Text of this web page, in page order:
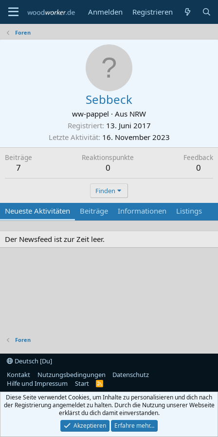
Anmelden Registrieren
Foren
Sebbeck
ww-pappel · Aus NRW
Registriert 13. Juni 2017
Letzte Aktivität 16. November 2023
Beiträge
7
Reaktionspunkte
0
Feedback
0
Finden
Neueste Aktivitäten Beiträge Informationen Listings
Der Newsfeed ist zur Zeit leer.
Foren
Deutsch [Du]
Kontakt
Nutzungsbedingungen
Datenschutz
Hilfe und Impressum
Start
R
S
Diese Seite verwendet Cookies, um Inhalte zu personalisieren und dich nach
der Registrierung angemeldet zu halten. Durch die Nutzung unserer Webseite
erklärst du dich damit einverstanden.
Akzeptieren
Erfahre mehr…